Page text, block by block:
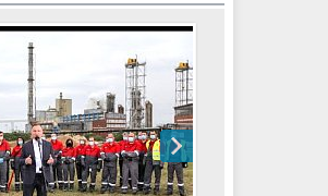
mamy strach
FOOTAGE
Włocławek VIII
r.